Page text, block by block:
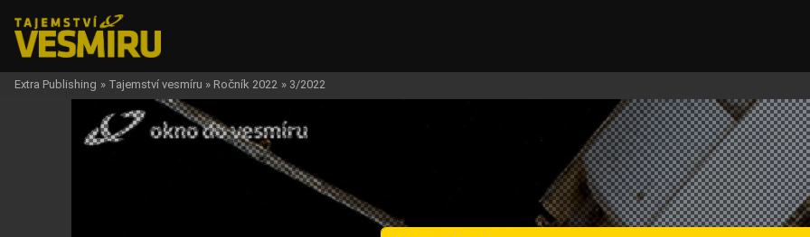
Extra Publishing » Tajemství vesmíru » Ročník 2022 » 3/2022